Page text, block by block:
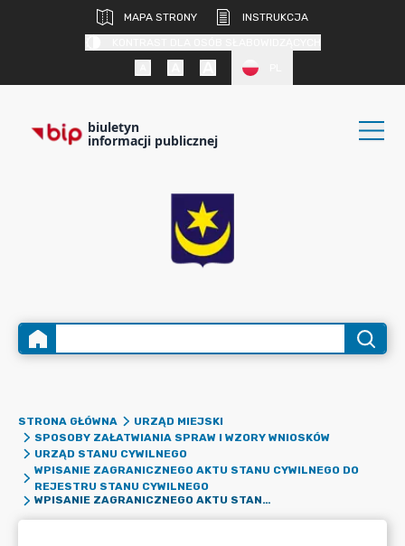
MAPA STRONY
INSTRUKCJA
biuletyn
informacji publicznej
STRONA GŁÓWNA
URZĄD MIEJSKI
SPOSOBY ZAŁATWIANIA SPRAW I WZORY WNIOSKÓW
URZĄD STANU CYWILNEGO
WPISANIE ZAGRANICZNEGO AKTU STANU CYWILNEGO DO
REJESTRU STANU CYWILNEGO
WPISANIE ZAGRANICZNEGO AKTU STANU CYWILNEGO DO REJESTRU STANU CYWILNEGO